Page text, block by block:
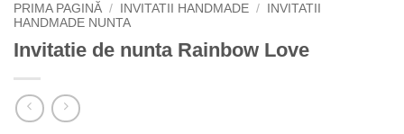
PRIMA PAGINĂ / INVITATII HANDMADE /
INVITATII
HANDMADE NUNTA
Invitatie de nunta Rainbow Love